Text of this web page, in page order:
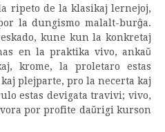
ripeto de la klasikaj lernejoj,
la dungismo malalt-burĝa.
kune kun la konkretaj
en la praktika vivo, ankaŭ
krome, la proletaro estas
plejparte, pro la necerta kaj
estas devigata travivi; vivo,
por profite daŭrigi kurson